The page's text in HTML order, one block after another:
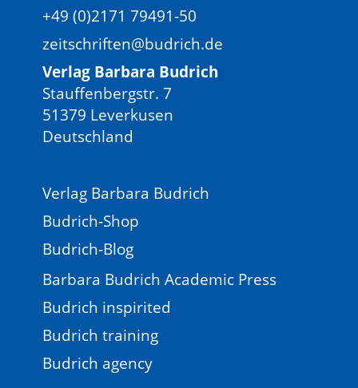
+49 (0)2171 79491-50
zeitschriften@budrich.de
Verlag Barbara Budrich
Stauffenbergstr. 7
51379 Leverkusen
Deutschland
Verlag Barbara Budrich
Budrich-Shop
Budrich-Blog
Barbara Budrich Academic Press
Budrich inspirited
Budrich training
Budrich agency